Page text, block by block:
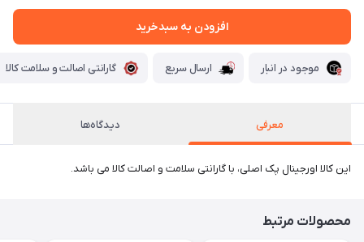
افزودن به سبدخرید
موجود در انبار ارسال سریع گارانتی اصالت و سلامت کالا
معرفی دیدگاه‌ها
این کالا اورجینال پک اصلی، با گارانتی سلامت و اصالت کالا می باشد.
محصولات مرتبط